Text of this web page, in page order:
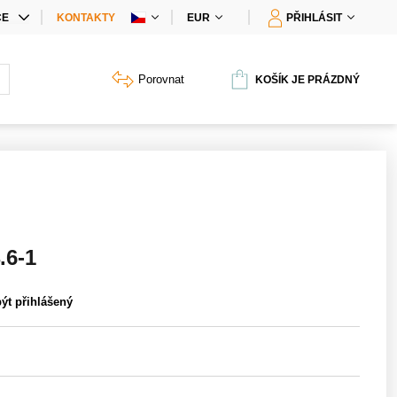
PRODUKTŮ
KONTAKTY EUR PŘIHLÁSIT
Porovnat KOŠÍK JE PRÁZDNÝ
1
přihlášený